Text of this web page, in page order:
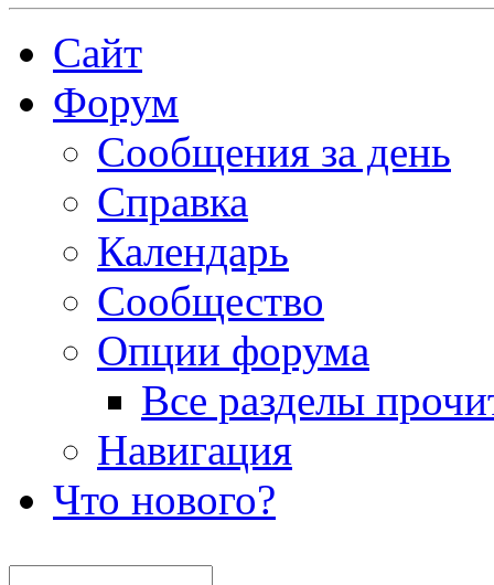
Сайт
Форум
Сообщения за день
Справка
Календарь
Сообщество
Опции форума
Все разделы
Навигация
Что нового?